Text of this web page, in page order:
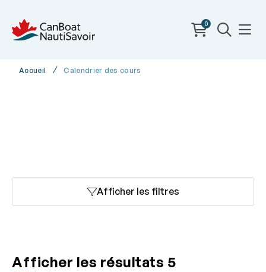
0
Accueil Calendrier des cours
Afficher les filtres
Afficher les résultats 5